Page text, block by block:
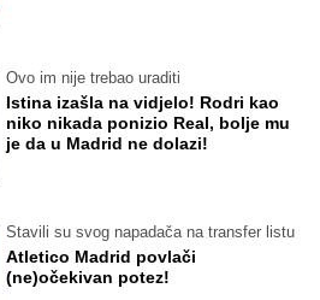
Ovo im nije trebao uraditi
Istina izašla na vidjelo! Rodri kao
niko nikada ponizio Real, bolje mu
je da u Madrid ne dolazi!
Stavili su svog napadača na transfer listu
Atletico Madrid povlači
(ne)očekivan potez!